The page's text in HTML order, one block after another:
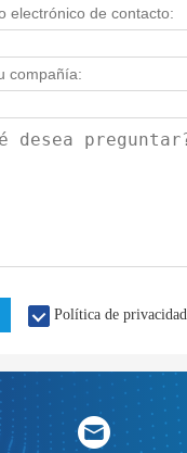
Política de privacidad